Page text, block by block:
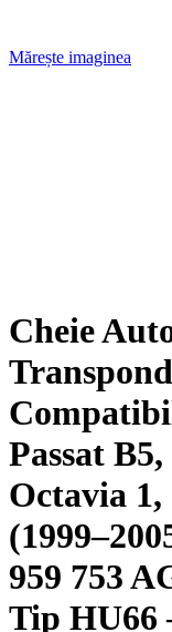
Mărește imaginea
Cheie
Passat
Octavia
959 753
Tip HU66